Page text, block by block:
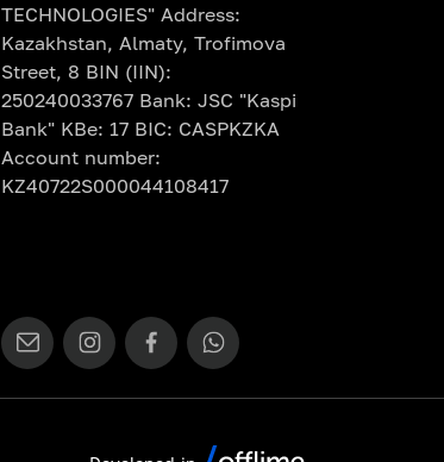
TECHNOLOGIES" Address:
Kazakhstan, Almaty, Trofimova
Street, 8 BIN (IIN):
250240033767 Bank: JSC "Kaspi
Bank" KBe: 17 BIC: CASPKZKA
Account number:
KZ40722S000044108417